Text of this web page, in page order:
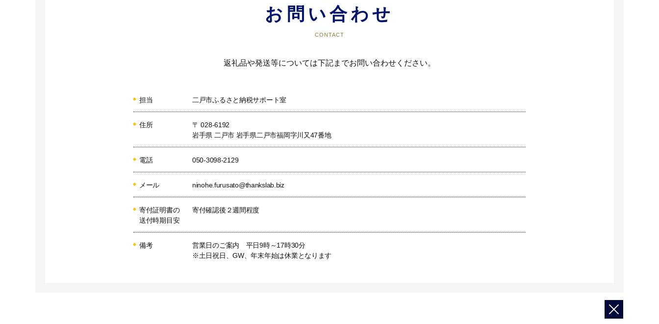
お問い合わせ
CONTACT
返礼品や発送等については下記までお問い合わせください。
担当 二戸市ふるさと納税サポート室
住所
〒 028-6192
岩手県 二戸市 岩手県二戸市福岡字川又47番地
電話 050-3098-2129
メール ninohe.furusato@thankslab.biz
寄付証明書の
送付時期目安
寄付確認後２週間程度
備考
営業日のご案内 平日9時～17時30分
※土日祝日、GW、年末年始は休業となります